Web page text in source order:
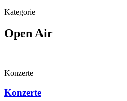
Kategorie
Open Air
Konzerte
Konzerte